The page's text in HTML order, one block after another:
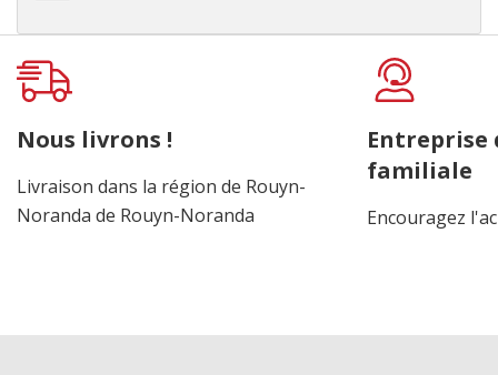
Onglet
personnalisé
Nous livrons !
Livraison dans la région de Rouyn-
Noranda de Rouyn-Noranda
Entreprise
familiale
Encouragez